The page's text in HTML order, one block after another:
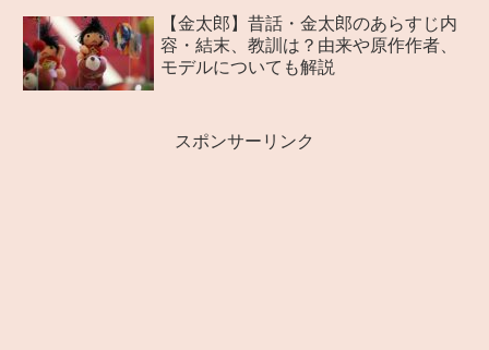
【金太郎】昔話・金太郎のあらすじ内
容・結末、教訓は？由来や原作作者、
モデルについても解説
スポンサーリンク